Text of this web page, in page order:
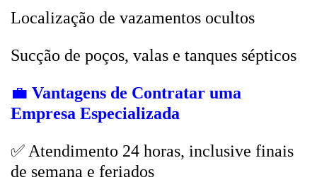
Localização de vazamentos ocultos
Sucção de poços, valas e tanques sépticos
💼 Vantagens de Contratar uma
Empresa Especializada
✅ Atendimento 24 horas, inclusive finais
de semana e feriados